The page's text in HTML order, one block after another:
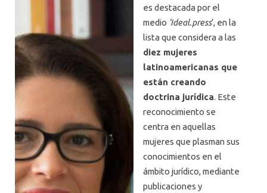
es destacada por el
medio ‘Ideal.press‘, en la
lista que considera a las
diez mujeres
latinoamericanas que
están creando
doctrina jurídica. Este
reconocimiento se
centra en aquellas
mujeres que plasman sus
conocimientos en el
ámbito jurídico, mediante
publicaciones y